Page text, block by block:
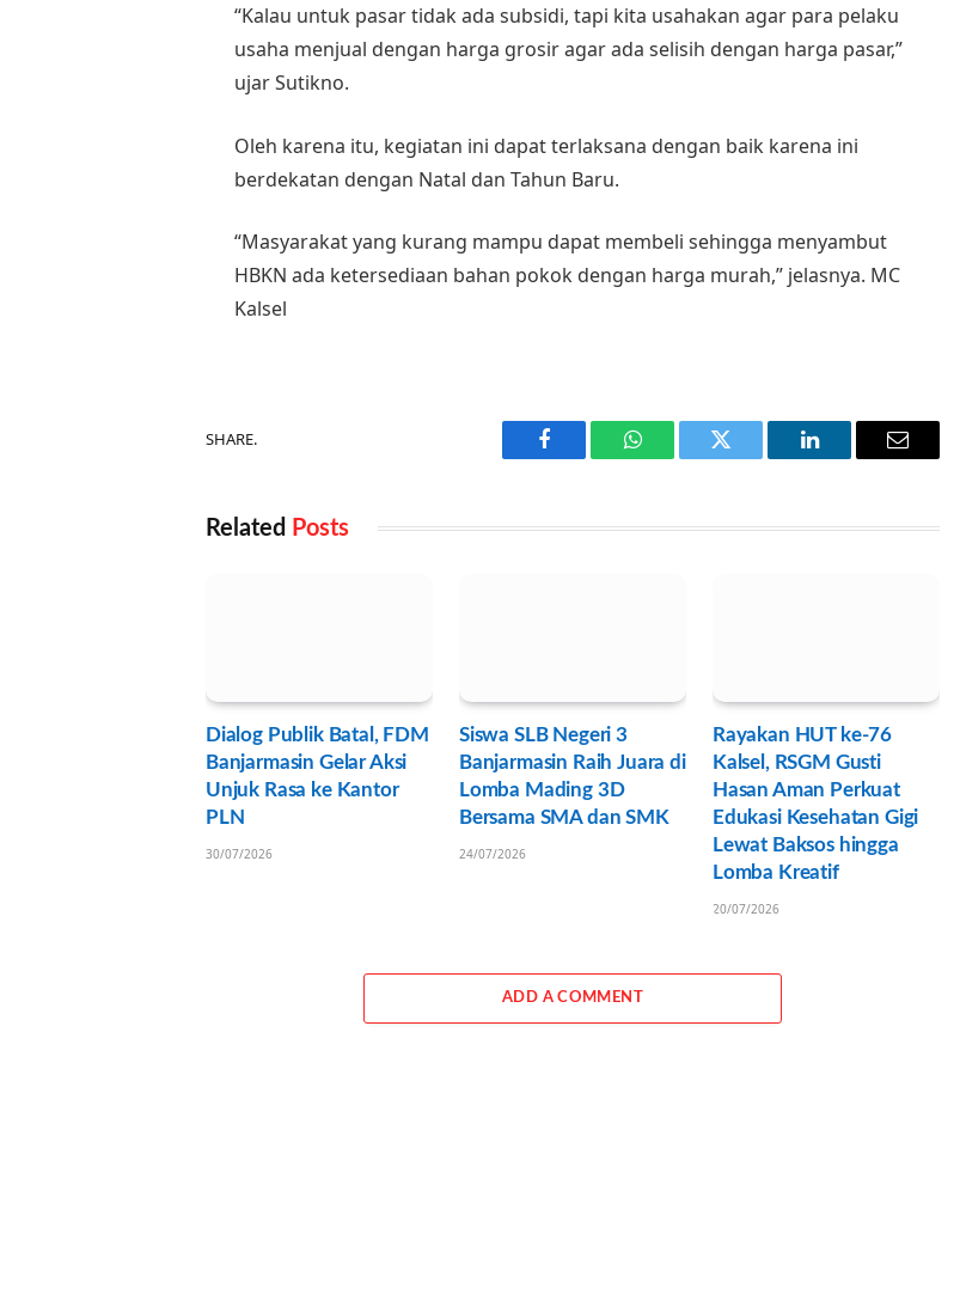
“Kalau untuk pasar tidak ada subsidi, tapi kita usahakan agar para pelaku
usaha menjual dengan harga grosir agar ada selisih dengan harga pasar,”
ujar Sutikno.
Oleh karena itu, kegiatan ini dapat terlaksana dengan baik karena ini
berdekatan dengan Natal dan Tahun Baru.
“Masyarakat yang kurang mampu dapat membeli sehingga menyambut
HBKN ada ketersediaan bahan pokok dengan harga murah,” jelasnya. MC
Kalsel
SHARE.
Facebook WhatsAppTwitter LinkedIn Email
Related Posts
Dialog Publik Batal, FDM
Banjarmasin Gelar Aksi
Unjuk Rasa ke Kantor
PLN
30/07/2026
Siswa SLB Negeri 3
Banjarmasin Raih Juara di
Lomba Mading 3D
Bersama SMA dan SMK
24/07/2026
Rayakan HUT ke-76
Kalsel, RSGM Gusti
Hasan Aman Perkuat
Edukasi Kesehatan Gigi
Lewat Baksos hingga
Lomba Kreatif
20/07/2026
ADD A COMMENT